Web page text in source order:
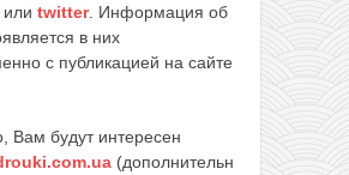
или twitter. Информация об
в них
с публикацией на сайте
Вам будут интересен
(дополнительн